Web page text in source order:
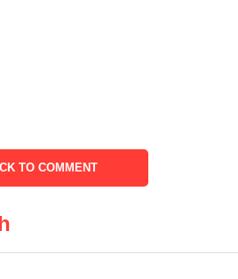
pohon pisang dan daun yang sudah
disekitarnya, bila kita bakar
api besar,”
daun daun pisang tersebut, hal
kurang asri terkesan kumuh,”
TO COMMENT